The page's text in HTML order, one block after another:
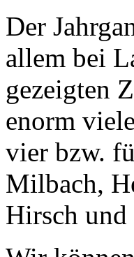
Der
allem bei
gezeigten
enorm
vier bzw.
Milbach,
Hirsch